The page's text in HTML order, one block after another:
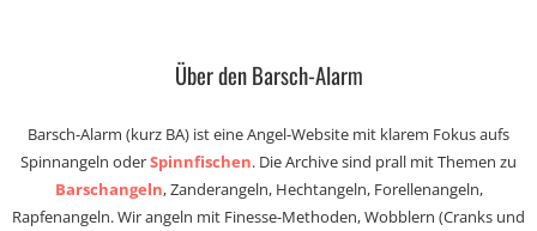
Über den Barsch-Alarm
Barsch-Alarm (kurz BA) ist eine Angel-Website mit klarem Fokus aufs
Spinnangeln oderSpinnfischen. Die Archive sind prall mit Themen zu
Barschangeln, Zanderangeln, Hechtangeln, Forellenangeln,
Rapfenangeln. Wir angeln mit Finesse-Methoden, Wobblern (Cranks und